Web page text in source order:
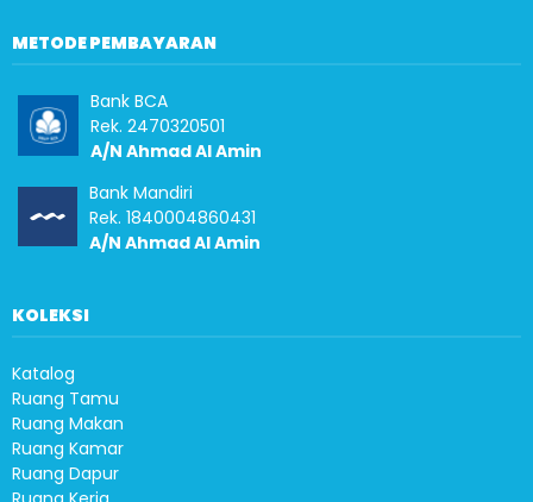
METODE PEMBAYARAN
Bank BCA
Rek. 2470320501
A/N Ahmad Al Amin
Bank Mandiri
Rek. 1840004860431
A/N Ahmad Al Amin
KOLEKSI
Katalog
Ruang Tamu
Ruang Makan
Ruang Kamar
Ruang Dapur